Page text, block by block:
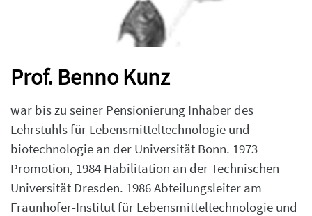
Prof. Benno Kunz
war bis zu seiner Pensionierung Inhaber des
Lehrstuhls für Lebensmitteltechnologie und -
biotechnologie an der Universität Bonn. 1973
Promotion, 1984 Habilitation an der Technischen
Universität Dresden. 1986 Abteilungsleiter am
Fraunhofer-Institut für Lebensmitteltechnologie und